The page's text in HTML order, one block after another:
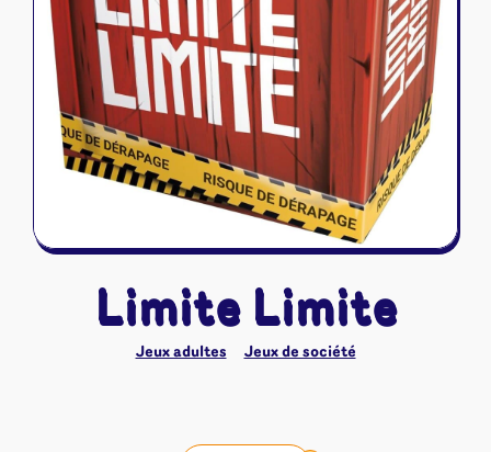
Naruto Mythos
Autres
Tapis de jeu
Limite Limite
Jeux adultes Jeux de société